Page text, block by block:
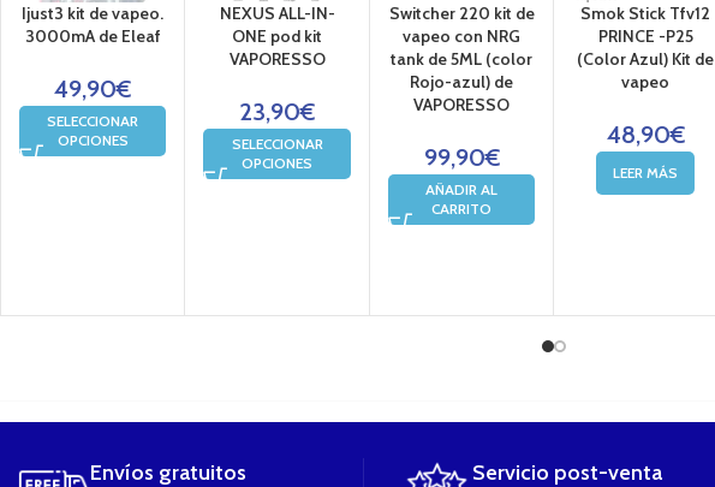
Ijust3 kit de vapeo.
3000mA de Eleaf
49,90€
SELECCIONAR
OPCIONES
NEXUS ALL-IN-
ONE pod kit
VAPORESSO
23,90€
SELECCIONAR
OPCIONES
Switcher 220 kit de
vapeo con NRG
tank de 5ML (color
Rojo-azul) de
VAPORESSO
99,90€
AÑADIR AL
CARRITO
Smok Stick Tfv12
PRINCE -P25
(Color Azul) Kit de
vapeo
48,90€
LEER MÁS
Envíos gratuitos Servicio post-venta